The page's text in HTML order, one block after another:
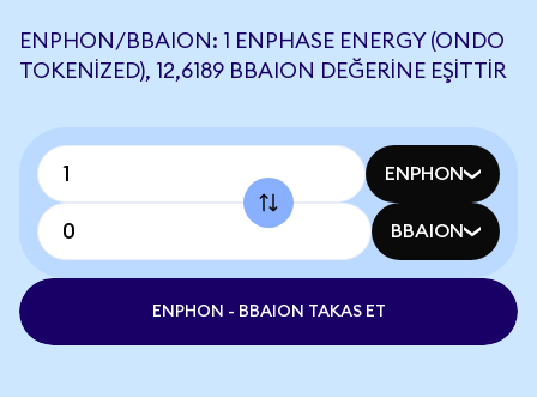
ENPHON/BBAION: 1 ENPHASE ENERGY (ONDO
TOKENIZED), 12,6189 BBAION DEĞERINE EŞITTIR
ENPHON
BBAION
ENPHON - BBAION TAKAS ET